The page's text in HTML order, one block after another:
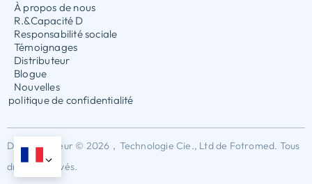
À propos de nous
R.&Capacité D
Responsabilité sociale
Témoignages
Distributeur
Blogue
Nouvelles
politique de confidentialité
Droits d'auteur © 2026，Technologie Cie., Ltd de Fotromed. Tous
droits réservés.